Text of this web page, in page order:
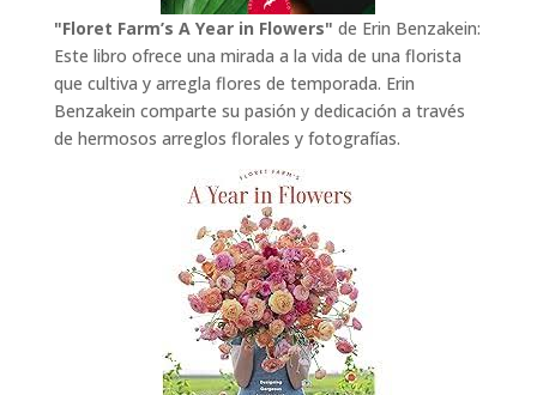
"Floret Farm’s A Year in Flowers" de Erin Benzakein:
Este libro ofrece una mirada a la vida de una florista
que cultiva y arregla flores de temporada. Erin
Benzakein comparte su pasión y dedicación a través
de hermosos arreglos florales y fotografías.